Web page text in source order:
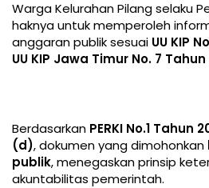
Warga Kelurahan Pilang selaku
haknya untuk memperoleh
anggaran publik sesuai UU KIP
UU KIP Jawa Timur No. 7 Tahun
Berdasarkan PERKI No.1 Tahun
(d), dokumen yang dimohonkan
publik, menegaskan prinsip
akuntabilitas pemerintah.